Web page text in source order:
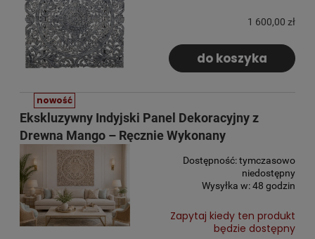
1 600,00 zł
do koszyka
Ekskluzywny Indyjski Panel Dekoracyjny z
Drewna Mango – Ręcznie Wykonany
Dostępność:tymczasowo
niedostępny
Wysyłka w:48 godzin
Zapytaj kiedy ten produkt
będzie dostępny
nowość